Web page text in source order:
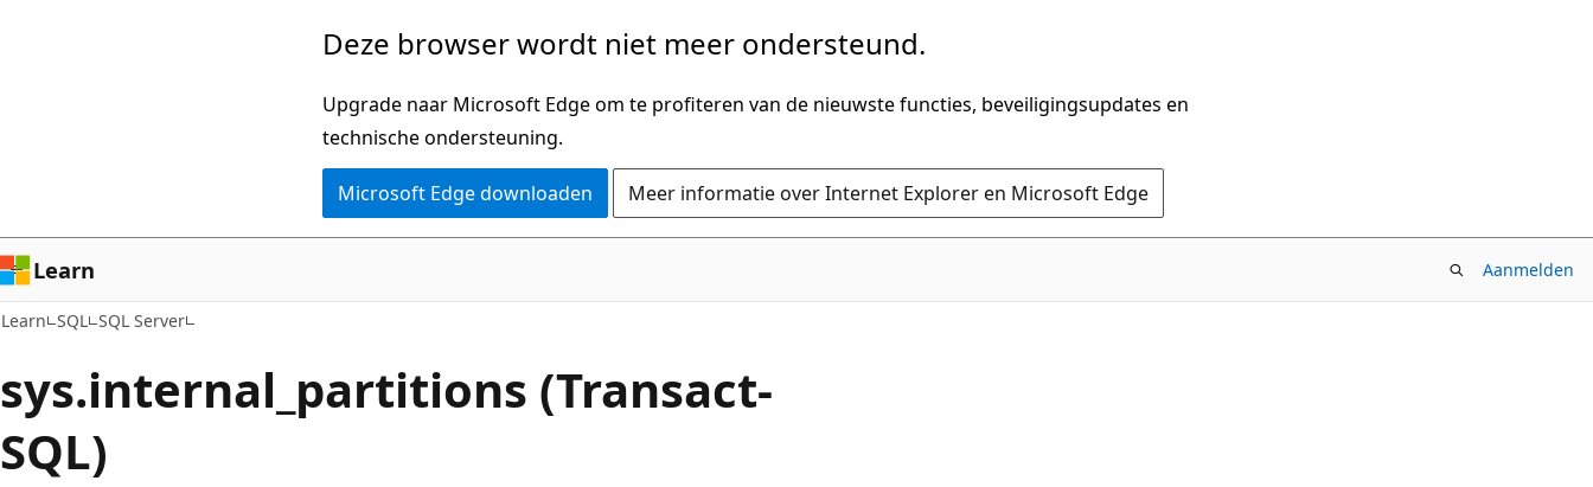
Deze browser wordt niet meer ondersteund.
Upgrade naar Microsoft Edge om te profiteren van de nieuwste functies, beveiligingsupdates en
technische ondersteuning.
Microsoft Edge downloaden Meer informatie over Internet Explorer en Microsoft Edge
Learn Aanmelden
Learn SQL SQL Server
sys.internal_partitions (Transact-
SQL)